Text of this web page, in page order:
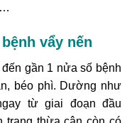
vẩy nến
gần 1 nửa số bệnh
béo phì. Dường như
từ giai đoạn đầu